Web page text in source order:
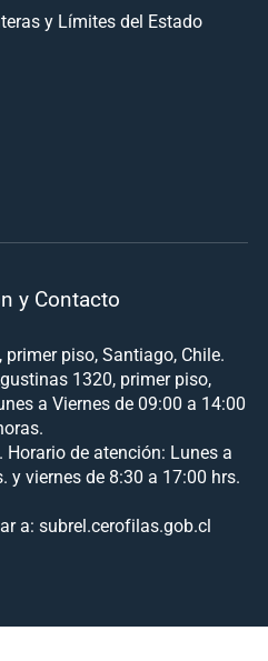
y Límites del Estado
y Contacto
piso, Santiago, Chile.
1320, primer piso,
a Viernes de 09:00 a 14:00
Horario de atención: Lunes a
y viernes de 8:30 a 17:00 hrs.
a: subrel.cerofilas.gob.cl